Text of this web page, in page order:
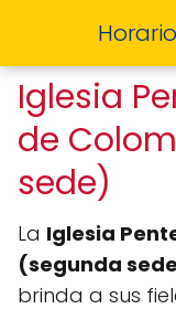
Iglesia
de
sede)
La Iglesia
(segunda
brinda a sus